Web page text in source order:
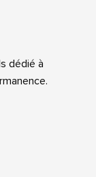
dédié à